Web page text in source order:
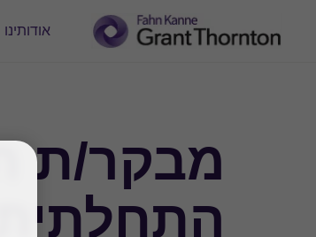
אודותינו
מבקר/ת
התחלתית